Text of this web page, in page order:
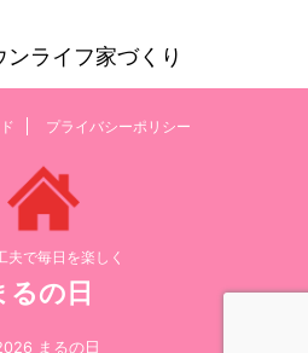
ンライフ家づくり
プライバシーポリシー
夫で毎日を楽しく
るの日
まるの日